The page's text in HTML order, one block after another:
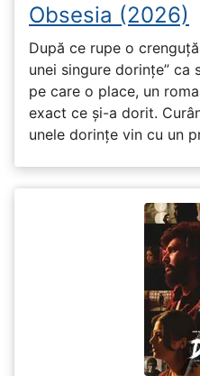
Obsesia (2026)
După ce rupe o
unei singure dorințe” ca
pe care o place, un
exact ce și-a dorit.
unele dorințe vin cu un